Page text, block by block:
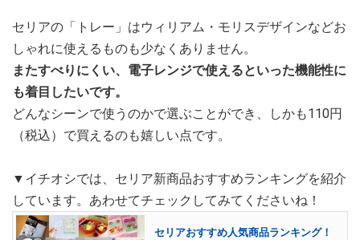
セリアの「トレー」はウィリアム・モリスデザインなどお
しゃれに使えるものも少なくありません。
またすべりにくい、電子レンジで使えるといった機能性に
も着目したいです。
どんなシーンで使うのかで選ぶことができ、しかも110円
（税込）で買えるのも嬉しい点です。
▼イチオシでは、セリア新商品おすすめランキングを紹介
しています。あわせてチェックしてみてくださいね！
セリアおすすめ人気商品ランキング！